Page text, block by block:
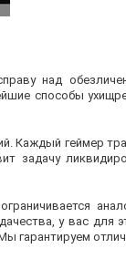
над
способы
Каждый геймер
задачу
у вас для
гарантируем